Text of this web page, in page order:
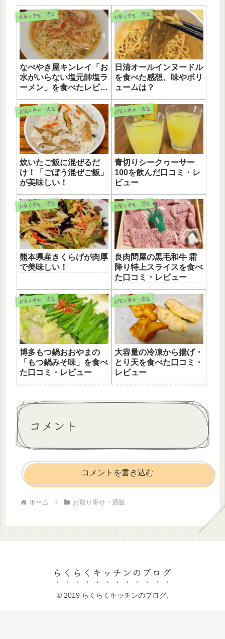
お取り寄せ・通販
なべやき屋キンレイ「お
水がいらない塩元帥塩ラ
ーメン」を食べたレビュ
ー
お取り寄せ・通販
日清オールインヌードル
を食べた感想、味やボリ
ュームは？
お取り寄せ・通販
炊いたご飯に混ぜるだ
け！「ごぼう混ぜご飯」
が美味しい！
お取り寄せ・通販
青切りシークヮーサー
100を飲んだ口コミ・レ
ビュー
お取り寄せ・通販
熊本県産きくらげが肉厚
で美味しい！
お取り寄せ・通販
良肉問屋の黒毛和牛 霜
降り特上スライスを食べ
た口コミ・レビュー
お取り寄せ・通販
博多もつ鍋おおやまの
「もつ鍋みそ味」を食べ
た口コミ・レビュー
お取り寄せ・通販
大容量の冷凍から揚げ・
とり天を食べた口コミ・
レビュー
コメント
コメントを書き込む
ホーム お取り寄せ・通販
らくらくキッチンのブログ
© 2019 らくらくキッチンのブログ.